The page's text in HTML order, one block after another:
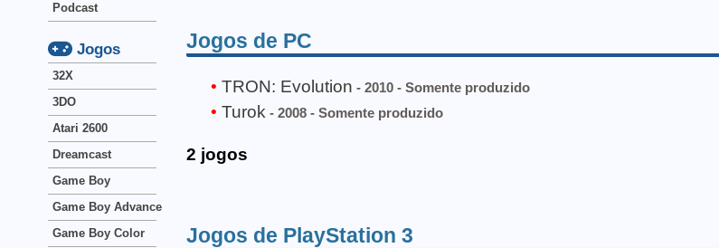
Jogos de PC
TRON: Evolution - 2010 - Somente produzido
Turok - 2008 - Somente produzido
2 jogos
Jogos de PlayStation 3
Podcast
Jogos
32X
3DO
Atari 2600
Dreamcast
Game Boy
Game Boy Advance
Game Boy Color